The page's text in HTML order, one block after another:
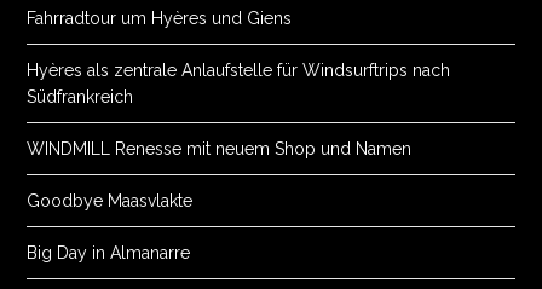
Fahrradtour um Hyères und Giens
Hyères als zentrale Anlaufstelle für Windsurftrips nach
Südfrankreich
WINDMILL Renesse mit neuem Shop und Namen
Goodbye Maasvlakte
Big Day in Almanarre